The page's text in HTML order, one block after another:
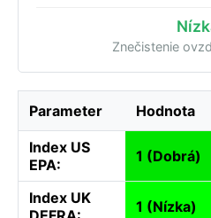
Znečistenie
Parameter Hodnota
Index US
EPA:
1 (Dobrá)
Index UK
1 (Nízka)